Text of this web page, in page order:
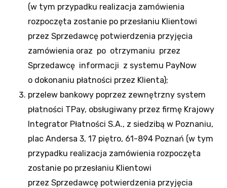
(w tym przypadku realizacja zamówienia
rozpoczęta zostanie po przesłaniu Klientowi
przez Sprzedawcę potwierdzenia przyjęcia
zamówienia oraz po otrzymaniu przez
Sprzedawcę informacji z systemu PayNow
o dokonaniu płatności przez Klienta);
przelew bankowy poprzez zewnętrzny system
płatności TPay, obsługiwany przez firmę Krajowy
Integrator Płatności S.A., z siedzibą w Poznaniu,
plac Andersa 3, 17 piętro, 61-894 Poznań (w tym
przypadku realizacja zamówienia rozpoczęta
zostanie po przesłaniu Klientowi
przez Sprzedawcę potwierdzenia przyjęcia